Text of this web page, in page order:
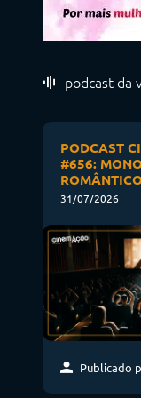
podcast da
PODCAST
#656:
31/07/2026
Publicado